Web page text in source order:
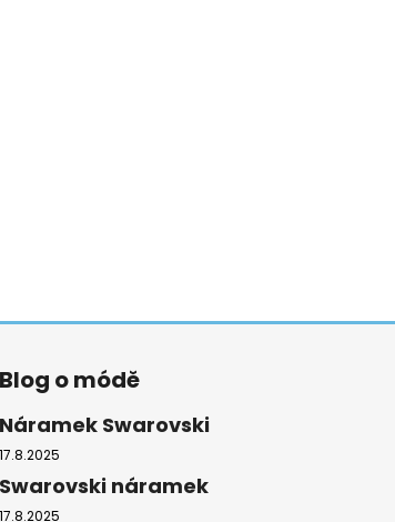
Blog o módě
Náramek Swarovski
17.8.2025
Swarovski náramek
17.8.2025